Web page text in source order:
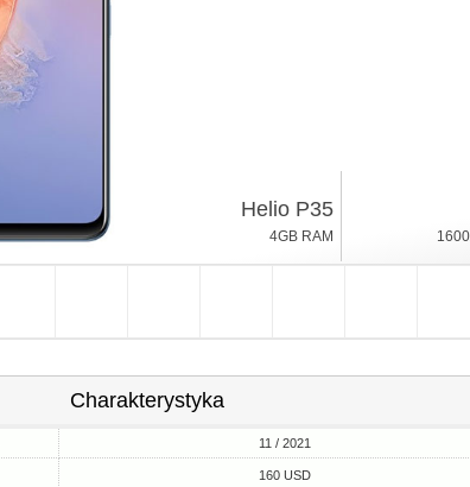
Helio P35
4GB RAM
Charakterystyka
11 / 2021
160 USD